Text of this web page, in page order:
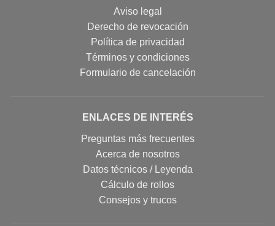
Aviso legal
Derecho de revocación
Política de privacidad
Términos y condiciones
Formulario de cancelación
ENLACES DE INTERÉS
Preguntas más frecuentes
Acerca de nosotros
Datos técnicos / Leyenda
Cálculo de rollos
Consejos y trucos